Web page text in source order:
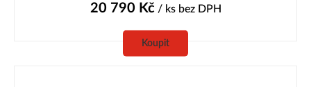
20 790 Kč/ ks bez DPH
Koupit